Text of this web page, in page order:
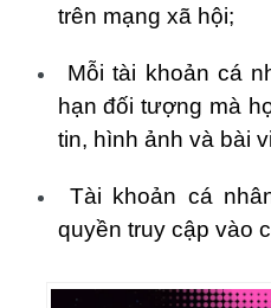
trên mạng xã hội;
Mỗi tài khoản cá
hạn đối tượng mà
tin, hình ảnh và bài
Tài khoản cá
quyền truy cập vào